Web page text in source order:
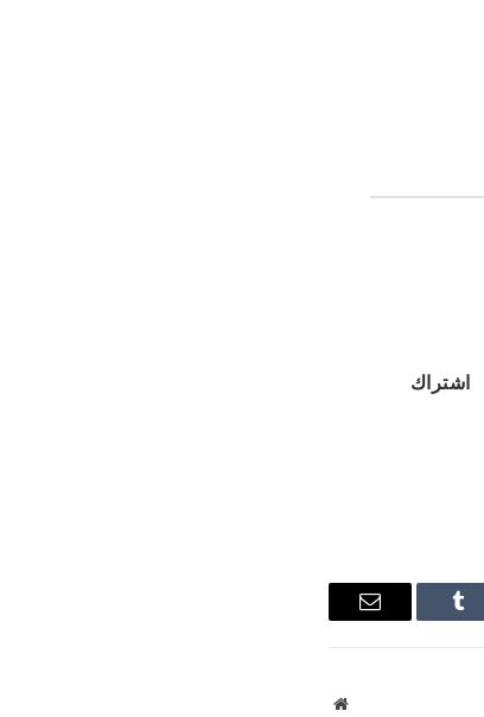
اشتراك
Tumblr
البريد
موقع